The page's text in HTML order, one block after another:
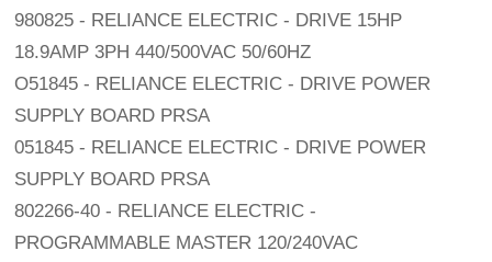
980825 - RELIANCE ELECTRIC - DRIVE 15HP
18.9AMP 3PH 440/500VAC 50/60HZ
O51845 - RELIANCE ELECTRIC - DRIVE POWER
SUPPLY BOARD PRSA
051845 - RELIANCE ELECTRIC - DRIVE POWER
SUPPLY BOARD PRSA
802266-40 - RELIANCE ELECTRIC -
PROGRAMMABLE MASTER 120/240VAC